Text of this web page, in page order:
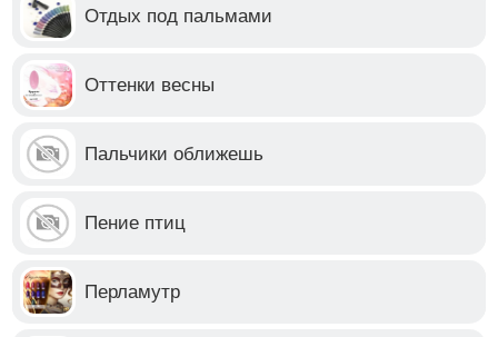
Отдых под пальмами
Оттенки весны
Пальчики оближешь
Пение птиц
Перламутр